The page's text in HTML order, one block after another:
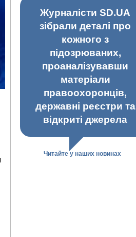
Журналісти SD.UA
зібрали деталі про
кожного з
підозрюваних,
проаналізувавши
матеріали
правоохоронців,
державні реєстри та
відкриті джерела
Читайте у наших новинах